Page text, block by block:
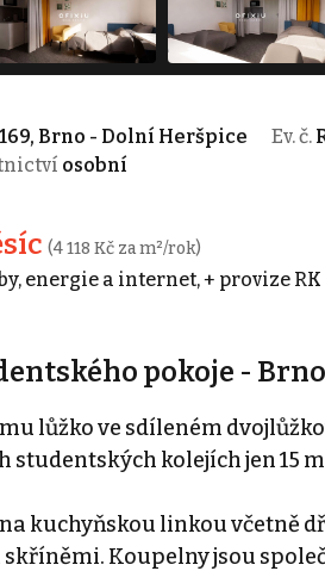
Brno - Dolní Heršpice Ev. č.
osobní
(4 118 Kč za m²/rok)
energie a internet, + provize RK
pokoje -
lůžko ve sdíleném
studentských kolejích jen 15
kuchyňskou linkou včetně
Koupelny jsou